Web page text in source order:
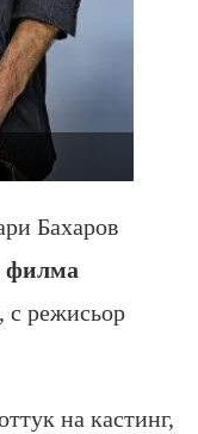
Бахаров
филма
, с режисьор
на кастинг,